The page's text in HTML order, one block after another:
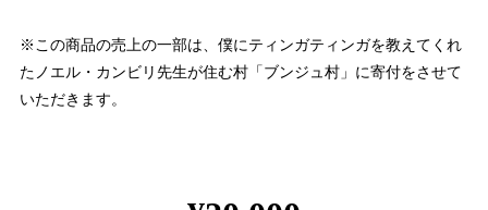
※この商品の売上の一部は、僕にティンガティンガを教えてくれ
たノエル・カンビリ先生が住む村「ブンジュ村」に寄付をさせて
いただきます。